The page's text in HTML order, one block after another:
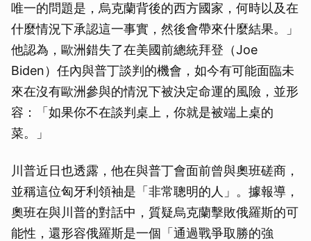
唯一的問題是，烏克蘭背後的西方國家，何時以及在
什麼情況下承認這一事實，然後會帶來什麼結果。」
他認為，歐洲錯失了在美國前總統拜登（Joe
Biden）任內與普丁談判的機會，如今有可能面臨未
來在沒有歐洲參與的情況下被決定命運的風險，並形
容：「如果你不在談判桌上，你就是被端上桌的
菜。」
川普近日也透露，他在與普丁會面前曾與奧班磋商，
並稱這位匈牙利領袖是「非常聰明的人」。據報導，
奧班在與川普的對話中，質疑烏克蘭擊敗俄羅斯的可
能性，還形容俄羅斯是一個「通過戰爭取勝的強